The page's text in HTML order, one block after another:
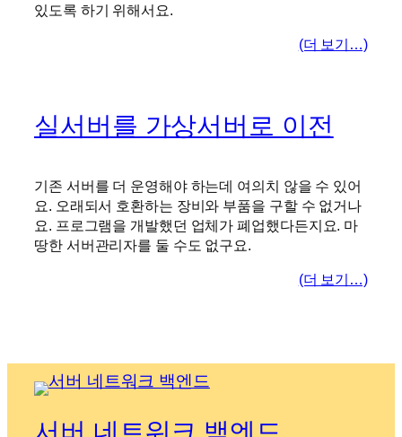
있도록 하기 위해서요.
(더 보기…)
실서버를 가상서버로 이전
기존 서버를 더 운영해야 하는데 여의치 않을 수 있어
요. 오래되서 호환하는 장비와 부품을 구할 수 없거나
요. 프로그램을 개발했던 업체가 폐업했다든지요. 마
땅한 서버관리자를 둘 수도 없구요.
(더 보기…)
서버 네트워크 백엔드